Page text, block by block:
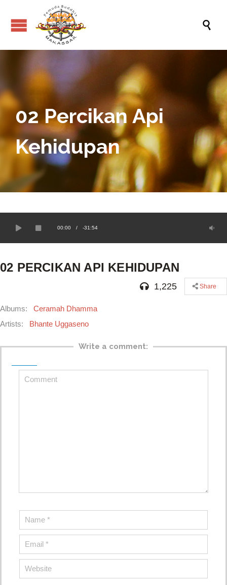

02 Percikan Api
Kehidupan
00:00 / -31:54
02 PERCIKAN API KEHIDUPAN
1,225 Share
Albums: Ceramah Dhamma
Artists: Bhante Uggaseno
Write a comment: